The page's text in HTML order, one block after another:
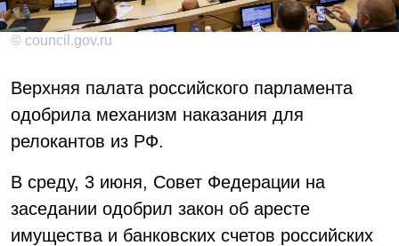
© council.gov.ru
Верхняя палата российского парламента
одобрила механизм наказания для
релокантов из РФ.
В среду, 3 июня, Совет Федерации на
заседании одобрил закон об аресте
имущества и банковских счетов российских